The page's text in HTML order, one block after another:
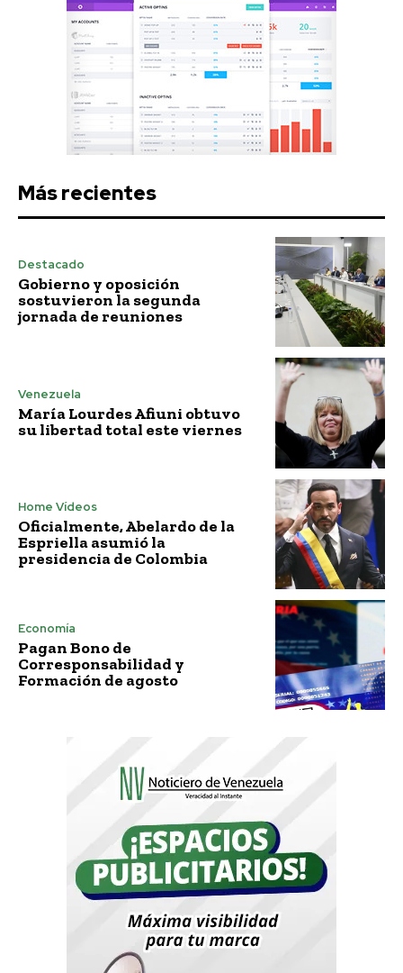
Más recientes
Destacado
Gobierno y oposición
sostuvieron la segunda
jornada de reuniones
Venezuela
María Lourdes Afiuni obtuvo
su libertad total este viernes
Home Vídeos
Oficialmente, Abelardo de la
Espriella asumió la
presidencia de Colombia
Economía
Pagan Bono de
Corresponsabilidad y
Formación de agosto